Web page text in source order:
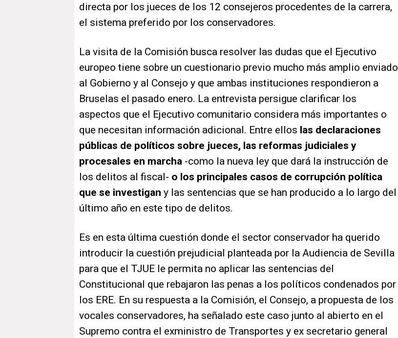
directa por los jueces de los 12 consejeros procedentes de la carrera,
el sistema preferido por los conservadores.
La visita de la Comisión busca resolver las dudas que el Ejecutivo
europeo tiene sobre un cuestionario previo mucho más amplio enviado
al Gobierno y al Consejo y que ambas instituciones respondieron a
Bruselas el pasado enero. La entrevista persigue clarificar los
aspectos que el Ejecutivo comunitario considera más importantes o
que necesitan información adicional. Entre ellos las declaraciones
públicas de políticos sobre jueces, las reformas judiciales y
procesales en marcha -como la nueva ley que dará la instrucción de
los delitos al fiscal- o los principales casos de corrupción política
que se investigan y las sentencias que se han producido a lo largo del
último año en este tipo de delitos.
Es en esta última cuestión donde el sector conservador ha querido
introducir la cuestión prejudicial planteada por la Audiencia de Sevilla
para que el TJUE le permita no aplicar las sentencias del
Constitucional que rebajaron las penas a los políticos condenados por
los ERE. En su respuesta a la Comisión, el Consejo, a propuesta de los
vocales conservadores, ha señalado este caso junto al abierto en el
Supremo contra el exministro de Transportes y ex secretario general